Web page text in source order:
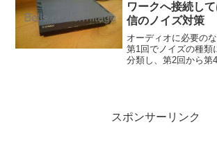
ワークへ接続し
信のノイズ対策
オーディオに必要の
第1回でノイズの種類
分類し、第2回から第
スポンサーリンク